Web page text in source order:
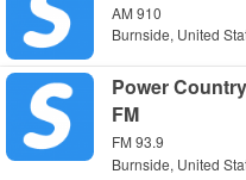
AM 910
Burnside, United
Power
FM
FM 93.9
Burnside, United